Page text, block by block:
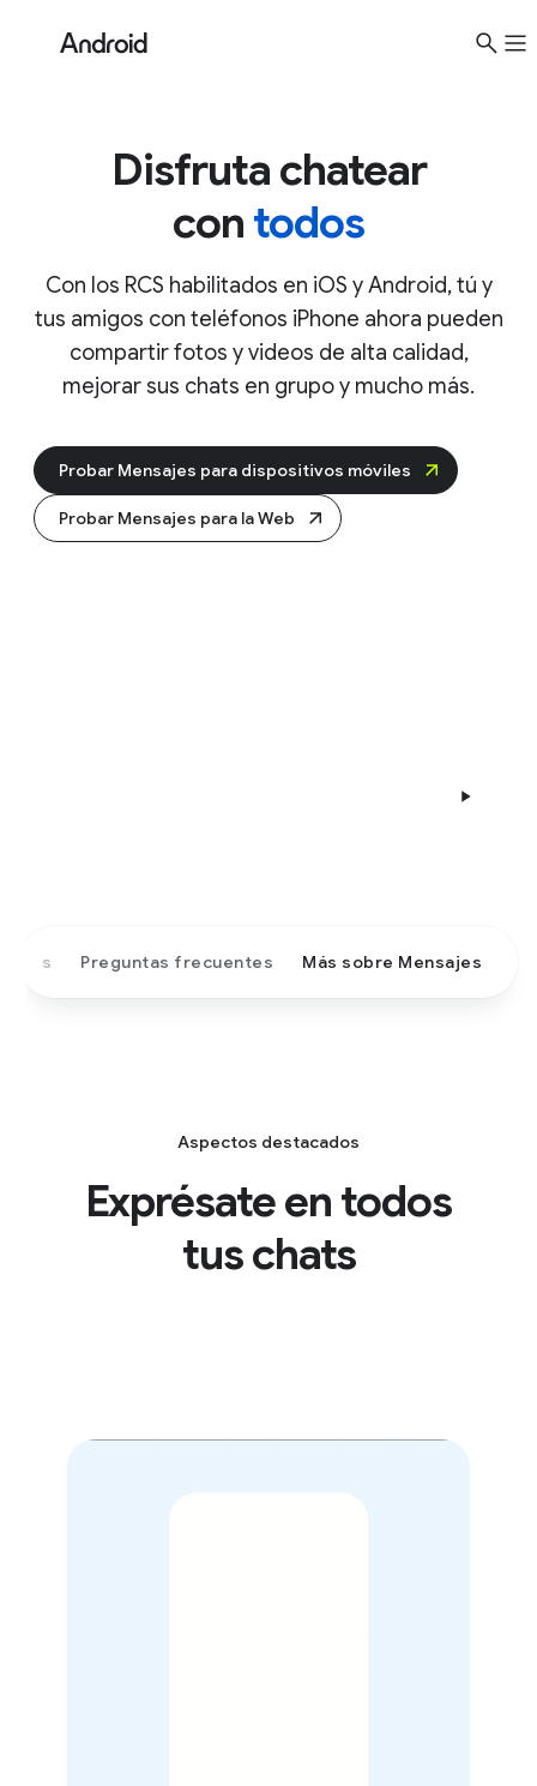
Las conversaciones están encriptadas en
todos los teléfonos.
Disfruta chatear
contodos
Con los RCS habilitados en iOS y Android, tú y
tus amigos con teléfonos iPhone ahora pueden
compartir fotos y videos de alta calidad,
mejorar sus chats en grupo y mucho más.
Probar Mensajes para dispositivos móviles
Probar Mensajes para la Web
Preguntas frecuentes Más sobre Mensajes
Aspectos destacados
Exprésate en todos
tus chats